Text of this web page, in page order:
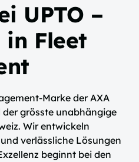
UPTO –
in Fleet
Marke der AXA
der grösste unabhängige
Wir entwickeln
verlässliche Lösungen
beginnt bei den